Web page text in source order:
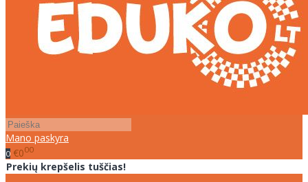
Mano paskyra
0 €000
Prekių krepšelis tuščias!